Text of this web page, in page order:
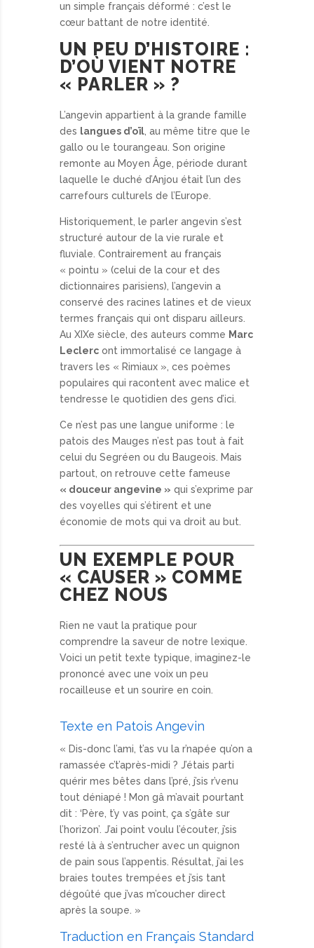
un simple français déformé : c’est le
cœur battant de notre identité.
UN PEU D’HISTOIRE :
D’OÙ VIENT NOTRE
« PARLER » ?
L’angevin appartient à la grande famille
des langues d’oïl, au même titre que le
gallo ou le tourangeau. Son origine
remonte au Moyen Âge, période durant
laquelle le duché d’Anjou était l’un des
carrefours culturels de l’Europe.
Historiquement, le parler angevin s’est
structuré autour de la vie rurale et
fluviale. Contrairement au français
« pointu » (celui de la cour et des
dictionnaires parisiens), l’angevin a
conservé des racines latines et de vieux
termes français qui ont disparu ailleurs.
Au XIXe siècle, des auteurs comme Marc
Leclercont immortalisé ce langage à
travers les « Rimiaux », ces poèmes
populaires qui racontent avec malice et
tendresse le quotidien des gens d’ici.
Ce n’est pas une langue uniforme : le
patois des Mauges n’est pas tout à fait
celui du Segréen ou du Baugeois. Mais
partout, on retrouve cette fameuse
« douceur angevine » qui s’exprime par
des voyelles qui s’étirent et une
économie de mots qui va droit au but.
UN EXEMPLE POUR
« CAUSER » COMME
CHEZ NOUS
Rien ne vaut la pratique pour
comprendre la saveur de notre lexique.
Voici un petit texte typique, imaginez-le
prononcé avec une voix un peu
rocailleuse et un sourire en coin.
Texte en Patois Angevin
« Dis-donc l’ami, t’as vu la r’napée qu’on a
ramassée c’t’après-midi ? J’étais parti
quérir mes bêtes dans l’pré, j’sis r’venu
tout déniapé ! Mon gâ m’avait pourtant
dit : ‘Père, t’y vas point, ça s’gâte sur
l’horizon’. J’ai point voulu l’écouter, j’sis
resté là à s’entrucher avec un quignon
de pain sous l’appentis. Résultat, j’ai les
braies toutes trempées et j’sis tant
dégoûté que j’vas m’coucher direct
après la soupe. »
Traduction en Français Standard